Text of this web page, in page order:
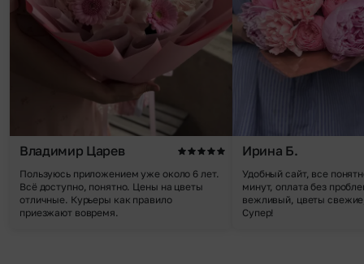
Владимир Царев
Пользуюсь приложением уже около 6 лет.
Всё доступно, понятно. Цены на цветы
отличные. Курьеры как правило
приезжают вовремя.
Ирина Б.
Удобный сайт, все
минут, оплата без
вежливый, цветы
Супер!